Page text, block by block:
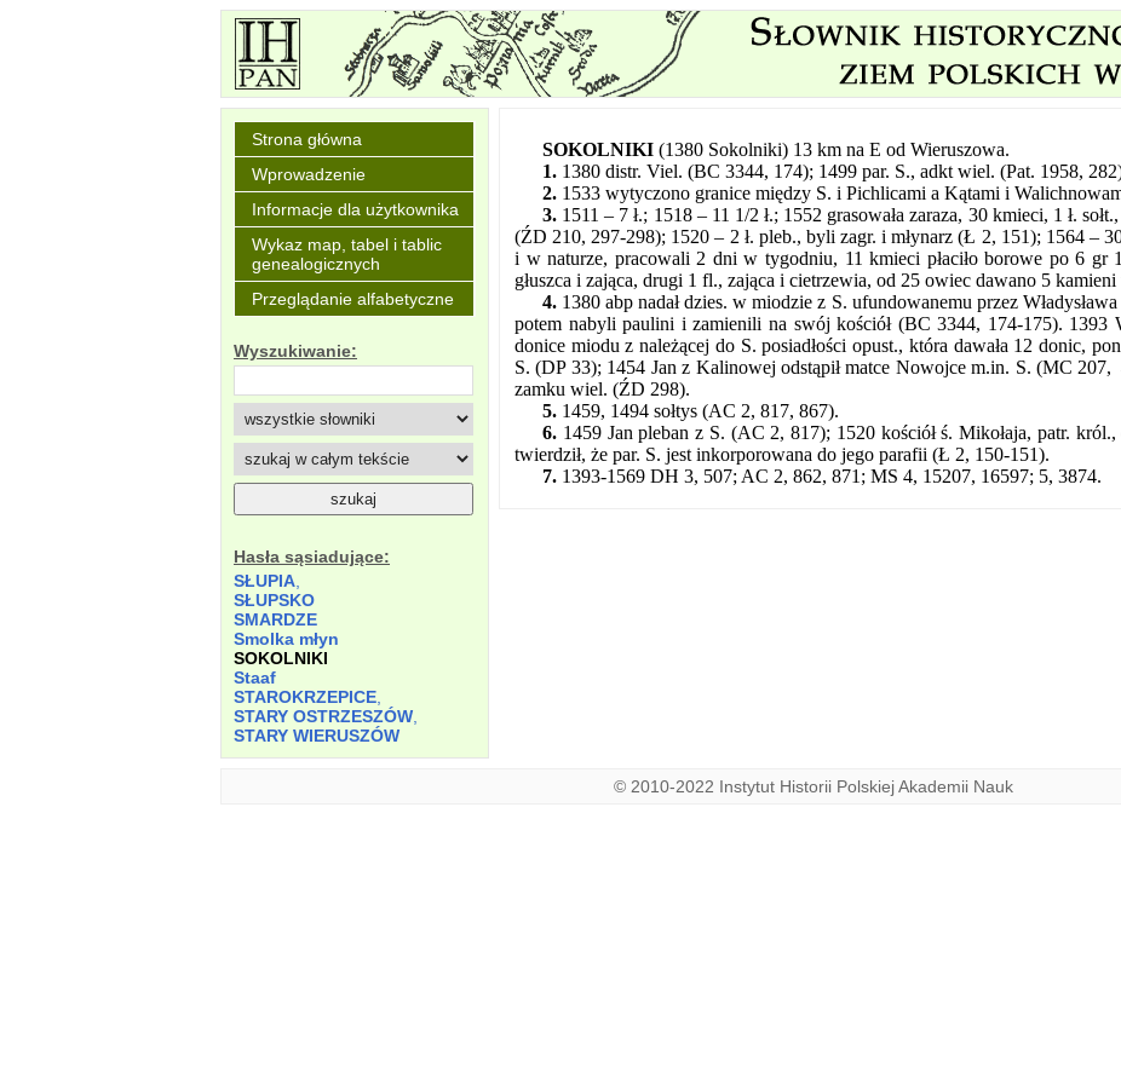
Strona główna
Wprowadzenie
Informacje dla użytkownika
Wykaz map, tabel i tablic
genealogicznych
Przeglądanie alfabetyczne
Wyszukiwanie:
Hasła sąsiadujące:
SŁUPIA
SŁUPSKO
SMARDZE
Smolka młyn
SOKOLNIKI
Staaf
STAROKRZEPICE
STARY OSTRZESZÓW
STARY WIERUSZÓW
SOKOLNIKI (1380 Sokolniki) 13 km na E od Wieruszowa.
1. 1380 distr. Viel. (BC 3344, 174); 1499 par. S., adkt wiel. (Pat. 1958,
2. 1533 wytyczono granice między S. i Pichlicami a Kątami i
3. 1511 – 7 ł.; 1518 – 11 1/2 ł.; 1552 grasowała zaraza, 30 kmieci, 1 ł.
(ŹD 210, 297-298); 1520 – 2 ł. pleb., byli zagr. i młynarz (Ł 2, 151); 1564 –
i w naturze, pracowali 2 dni w tygodniu, 11 kmieci płaciło borowe po 6 gr
głuszca i zająca, drugi 1 fl., zająca i cietrzewia, od 25 owiec dawano 5
4. 1380 abp nadał dzies. w miodzie z S. ufundowanemu przez
potem nabyli paulini i zamienili na swój kościół (BC 3344, 174-175). 1393
donice miodu z należącej do S. posiadłości opust., która dawała 12 donic,
S. (DP 33); 1454 Jan z Kalinowej odstąpił matce Nowojce m.in. S. (MC
zamku wiel. (ŹD 298).
5. 1459, 1494 sołtys (AC 2, 817, 867).
6. 1459 Jan pleban z S. (AC 2, 817); 1520 kościół ś. Mikołaja, patr.
twierdził, że par. S. jest inkorporowana do jego parafii (Ł 2, 150-151).
7. 1393-1569 DH 3, 507; AC 2, 862, 871; MS 4, 15207, 16597; 5, 3874.
© 2010-2022 Instytut Historii Polskiej Akademii Nauk